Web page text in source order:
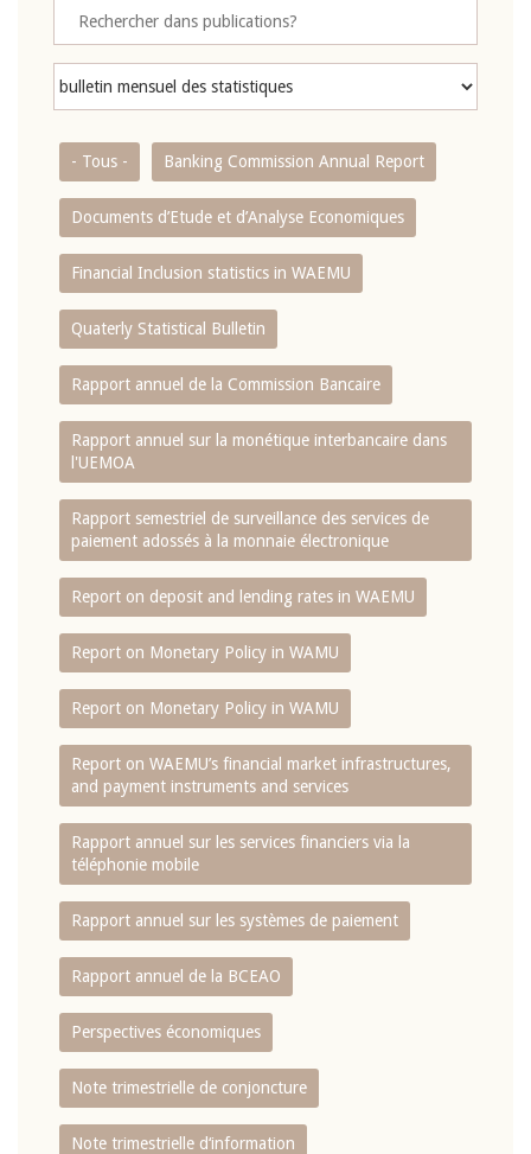
- Tous - Banking Commission Annual Report
Documents d’Etude et d’Analyse Economiques
Financial Inclusion statistics in WAEMU
Quaterly Statistical Bulletin
Rapport annuel de la Commission Bancaire
Rapport annuel sur la monétique interbancaire dans
l'UEMOA
Rapport semestriel de surveillance des services de
paiement adossés à la monnaie électronique
Report on deposit and lending rates in WAEMU
Report on Monetary Policy in WAMU
Report on Monetary Policy in WAMU
Report on WAEMU’s financial market infrastructures,
and payment instruments and services
Rapport annuel sur les services financiers via la
téléphonie mobile
Rapport annuel sur les systèmes de paiement
Rapport annuel de la BCEAO
Perspectives économiques
Note trimestrielle de conjoncture
Note trimestrielle d‘information